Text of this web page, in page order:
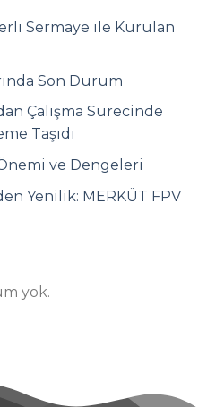
Sermaye ile Kurulan
Son Durum
Çalışma Sürecinde
Taşıdı
ve Dengeleri
Yenilik: MERKÜT FPV
yok.